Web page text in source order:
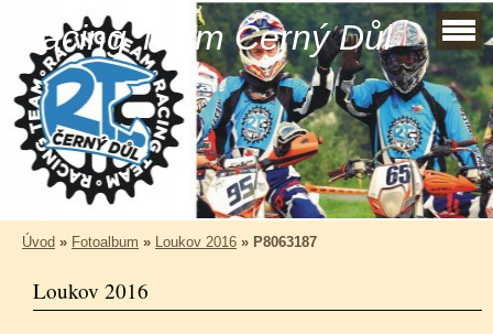
Racing Team Černý Důl
Úvod » Fotoalbum » Loukov 2016 » P8063187
Loukov 2016